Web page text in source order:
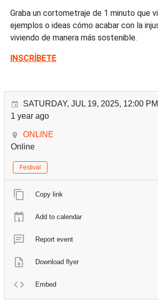
Graba un cortometraje de 1 minuto que
ejemplos o ideas cómo acabar con la
viviendo de manera más sostenible.
INSCRÍBETE
SATURDAY, JUL 19, 2025, 12:00
1 year ago
ONLINE
Online
Festival
Copy link
Add to calendar
Report event
Download flyer
Embed